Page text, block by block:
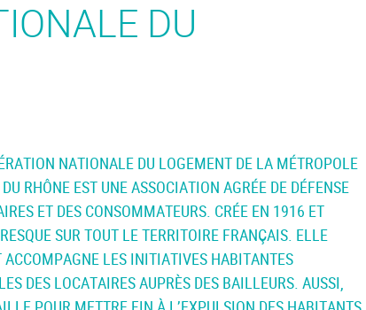
DU
NATIONALE DU LOGEMENT DE LA MÉTROPOLE
RHÔNE EST UNE ASSOCIATION AGRÉE DE DÉFENSE
ET DES CONSOMMATEURS. CRÉE EN 1916 ET
SUR TOUT LE TERRITOIRE FRANÇAIS. ELLE
ACCOMPAGNE LES INITIATIVES HABITANTES
DES LOCATAIRES AUPRÈS DES BAILLEURS. AUSSI,